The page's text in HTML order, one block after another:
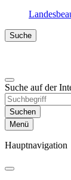
Suche
Suche auf der
Suchen
Menü
Hauptnavigation